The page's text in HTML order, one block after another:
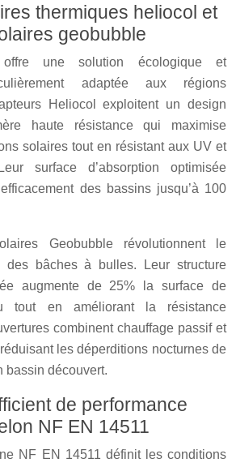
thermiques heliocol et
geobubble
offre une solution écologique et
adaptée aux régions
Heliocol exploitent un design
haute résistance qui maximise
solaires tout en résistant aux UV et
surface d’absorption optimisée
des bassins jusqu’à 100
Geobubble révolutionnent le
des bâches à bulles. Leur structure
augmente de 25% la surface de
tout en améliorant la résistance
combinent chauffage passif et
les déperditions nocturnes de
bassin découvert.
de performance
NF EN 14511
NF EN 14511 définit les conditions